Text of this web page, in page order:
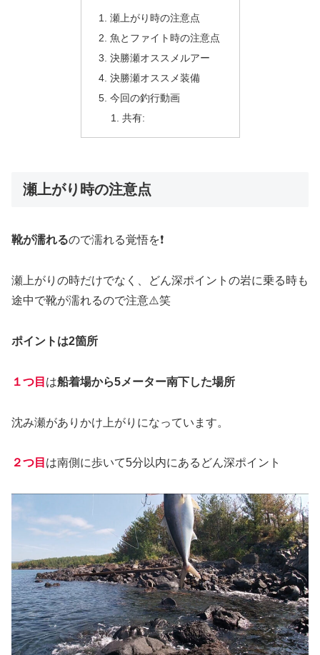
瀬上がり時の注意点
魚とファイト時の注意点
決勝瀬オススメルアー
決勝瀬オススメ装備
今回の釣行動画
共有:
瀬上がり時の注意点
靴が濡れるので濡れる覚悟を❗️
瀬上がりの時だけでなく、どん深ポイントの岩に乗る時も
途中で靴が濡れるので注意⚠️笑
ポイントは2箇所
１つ目 は船着場から5メーター南下した場所
沈み瀬がありかけ上がりになっています。
２つ目 は南側に歩いて5分以内にあるどん深ポイント